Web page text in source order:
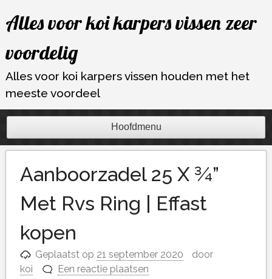
naar
inhoud
Alles voor koi karpers vissen zeer
voordelig
Alles voor koi karpers vissen houden met het
meeste voordeel
Hoofdmenu
Aanboorzadel 25 X ¾”
Met Rvs Ring | Effast
kopen
Geplaatst op 21 september 2020
door
koi
Een reactie plaatsen